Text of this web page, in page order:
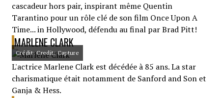
cascadeur hors pair, inspirant même Quentin
Tarantino pour un rôle clé de son film Once Upon A
Time... in Hollywood, défendu au final par Brad Pitt!
MARLENE CLARK
Crédit: Credit: Capture
L'actrice Marlene Clark est décédée à 85 ans. La star
charismatique était notamment de Sanford and Son et
Ganja & Hess.